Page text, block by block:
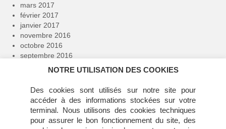
mars 2017
février 2017
janvier 2017
novembre 2016
octobre 2016
septembre 2016
avril 2016
janvier 2016
décembre 2015
novembre 2015
juin 2015
NOTRE UTILISATION DES COOKIES
Des cookies sont utilisés sur notre site pour
accéder à des informations stockées sur votre
terminal. Nous utilisons des cookies techniques
pour assurer le bon fonctionnement du site, des